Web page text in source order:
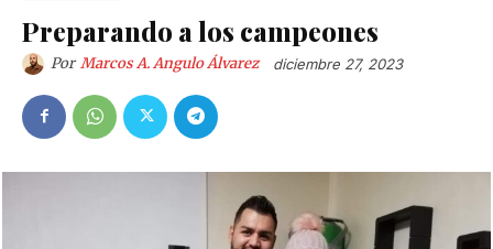
Preparando a los campeones
Por Marcos A. Angulo Álvarez diciembre 27, 2023